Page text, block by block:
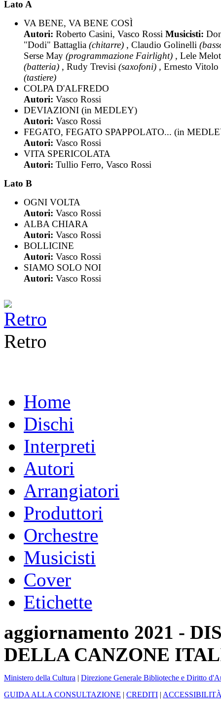
Lato A
VA BENE, VA BENE COSÌ
Autori: Roberto Casini, Vasco Rossi Musicisti:
"Dodi" Battaglia (chitarre) , Claudio Golinelli
Serse May (programmazione Fairlight) , Lele
(batteria) , Rudy Trevisi (saxofoni) , Ernesto Vitolo
(tastiere)
COLPA D'ALFREDO
Autori: Vasco Rossi
DEVIAZIONI (in MEDLEY)
Autori: Vasco Rossi
FEGATO, FEGATO SPAPPOLATO... (in
Autori: Vasco Rossi
VITA SPERICOLATA
Autori: Tullio Ferro, Vasco Rossi
Lato B
OGNI VOLTA
Autori: Vasco Rossi
ALBA CHIARA
Autori: Vasco Rossi
BOLLICINE
Autori: Vasco Rossi
SIAMO SOLO NOI
Autori: Vasco Rossi
Retro
Home
Dischi
Interpreti
Autori
Arrangiatori
Produttori
Orchestre
Musicisti
Cover
Etichette
aggiornamento 2021 -
DELLA CANZONE
Ministero della Cultura | Direzione Generale Biblioteche e Diritto
GUIDA ALLA CONSULTAZIONE | CREDITI |